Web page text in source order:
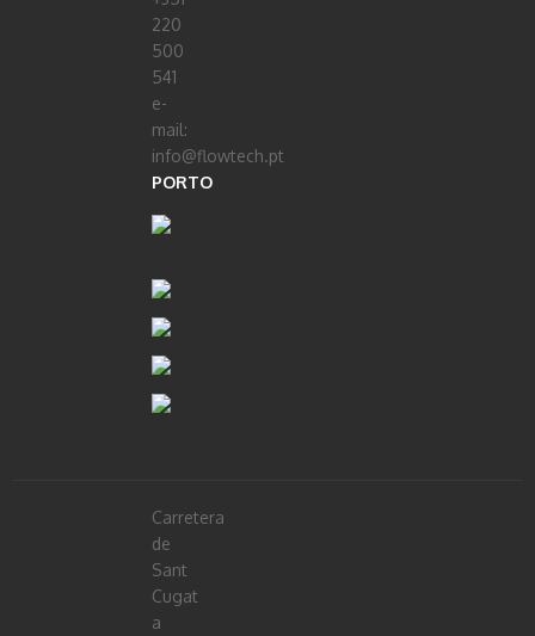
220
500
541
e-
mail:
info@flowtech.pt
PORTO
Carretera
de
Sant
Cugat
a